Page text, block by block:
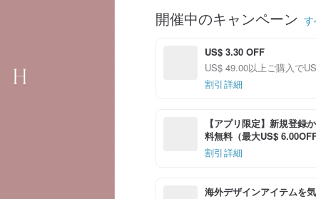
開催中のキャンペーン
US$ 3.30 OFF
US$ 49.00以上ご購入で
割引詳細
【アプリ限定】新規登録
料無料（最大US$ 6.00OFF
割引詳細
海外デザインアイテムを